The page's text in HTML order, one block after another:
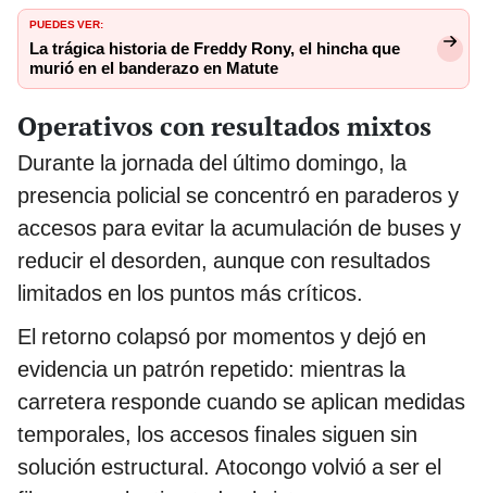
PUEDES VER:
La trágica historia de Freddy Rony, el hincha que
murió en el banderazo en Matute
Operativos con resultados mixtos
Durante la jornada del último domingo, la
presencia policial se concentró en paraderos y
accesos para evitar la acumulación de buses y
reducir el desorden, aunque con resultados
limitados en los puntos más críticos.
El retorno colapsó por momentos y dejó en
evidencia un patrón repetido: mientras la
carretera responde cuando se aplican medidas
temporales, los accesos finales siguen sin
solución estructural. Atocongo volvió a ser el